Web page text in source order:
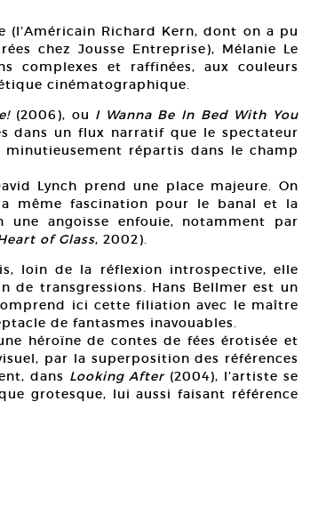
Richard Kern, dont on a pu
chez Jousse Entreprise), Mélanie Le
complexes et raffinées, aux couleurs
cinématographique.
(2006), ou I Wanna Be In Bed With You
dans un flux narratif que le spectateur
répartis dans le champ
Lynch prend une place majeure. On
même fascination pour le banal et la
angoisse enfouie, notamment par
of Glass, 2002).
loin de la réflexion introspective, elle
de transgressions. Hans Bellmer est un
ici cette filiation avec le maître
de fantasmes inavouables.
héroïne de contes de fées érotisée et
par la superposition des références
dans Looking After (2004), l’artiste se
grotesque, lui aussi faisant référence